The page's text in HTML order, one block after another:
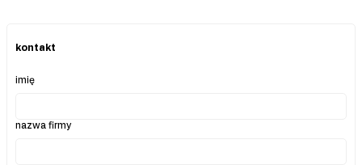
kontakt
imię
nazwa firmy